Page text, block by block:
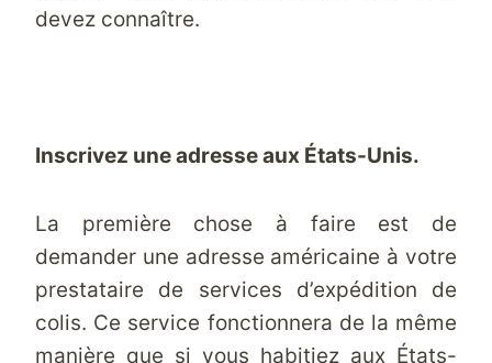
devez connaître.
Inscrivez une adresse aux États-Unis.
La première chose à faire est de
demander une adresse américaine à votre
prestataire de services d’expédition de
colis. Ce service fonctionnera de la même
manière que si vous habitiez aux États-